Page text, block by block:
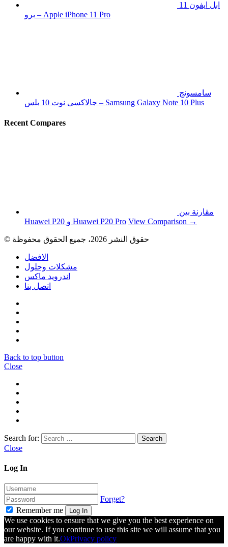
ابل ايفون 11
برو – Apple iPhone 11 Pro
سامسونج
جالاكسى نوت 10 بلس – Samsung Galaxy Note 10 Plus
Recent Compares
مقارنة بين
Huawei P20 و Huawei P20 Pro View Comparison →
الافضل
مشكلات وحلول
اندرويد ماكس
اتصل بنا
Back to top button
Close
Search for:
Close
Log In
Forget?
Remember me
Log In
We use cookies to ensure that we give you the best experience on
our website. If you continue to use this site we will assume that you
are happy with it.OkPrivacy policy